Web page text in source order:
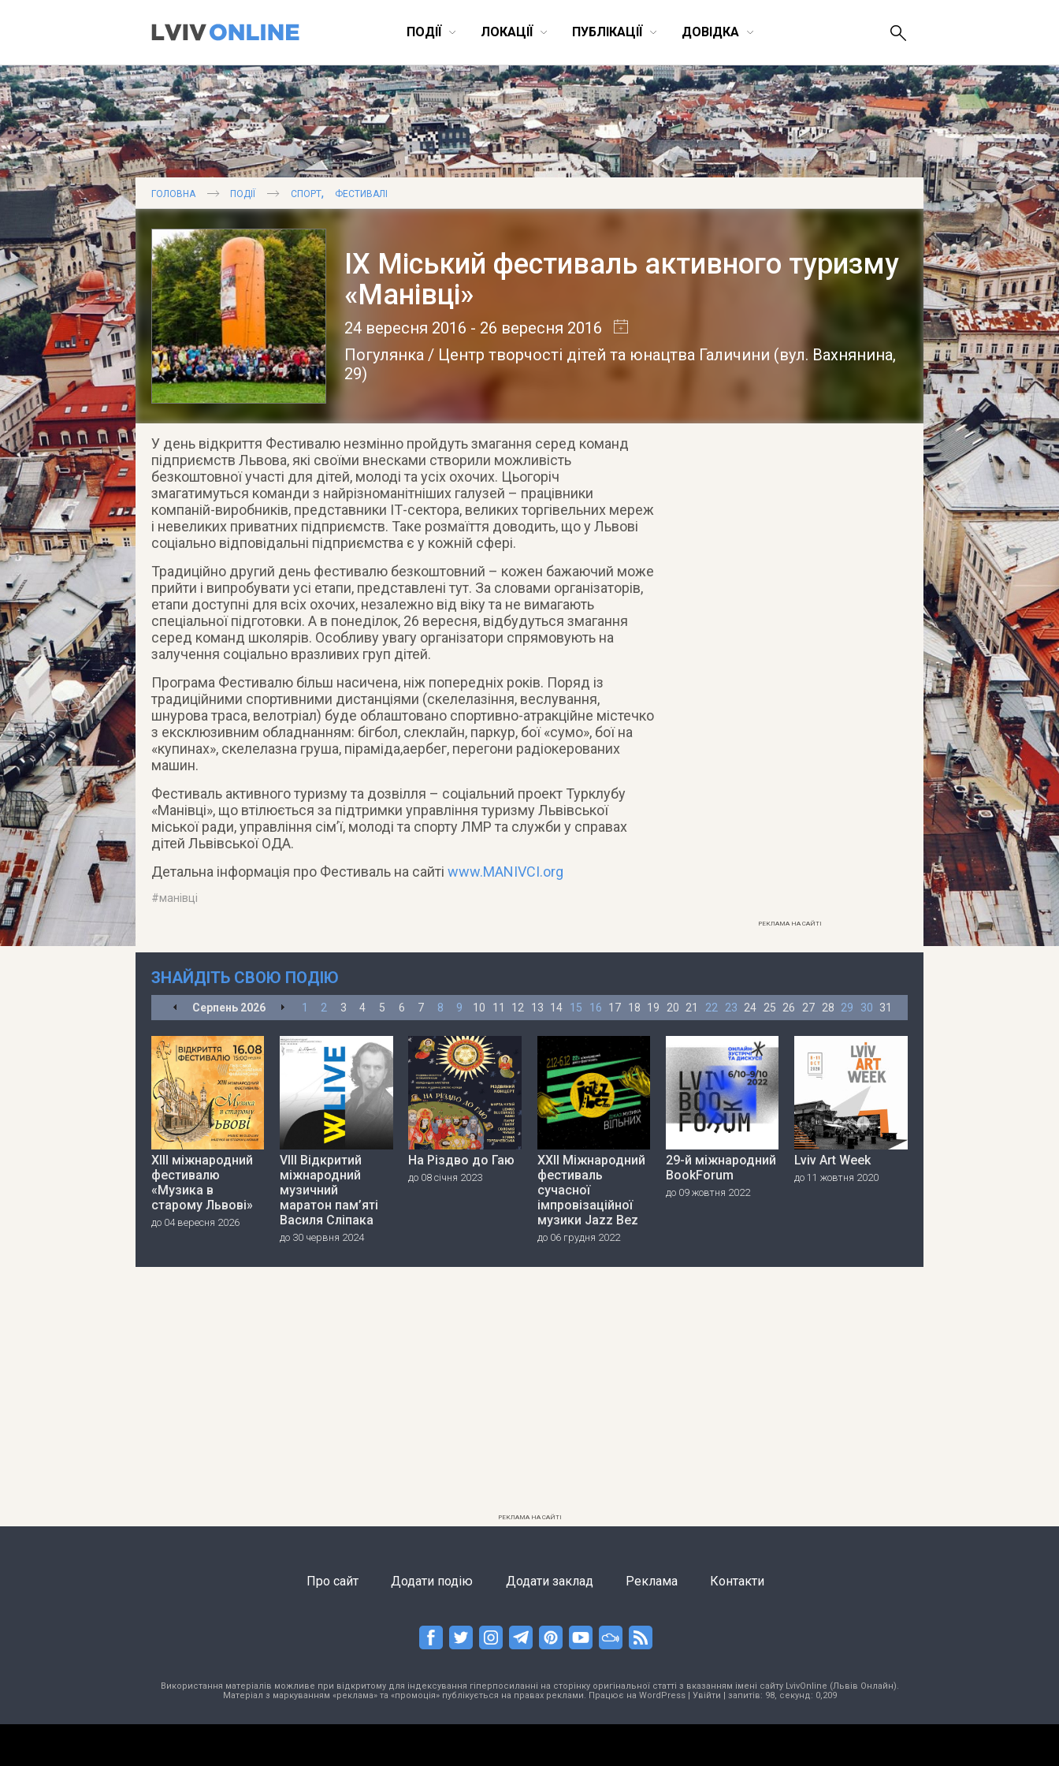
ПОДІЇ ЛОКАЦІЇ ПУБЛІКАЦІЇ ДОВІДКА
ГОЛОВНА ПОДІЇ СПОРТ, ФЕСТИВАЛІ
ІХ Міський фестиваль активного туризму
«Манівці»
24 вересня 2016 - 26 вересня 2016
Погулянка / Центр творчості дітей та юнацтва Галичини (вул. Вахнянина,
29)
У день відкриття Фестивалю незмінно пройдуть змагання серед команд
підприємств Львова, які своїми внесками створили можливість
безкоштовної участі для дітей, молоді та усіх охочих. Цьогоріч
змагатимуться команди з найрізноманітніших галузей – працівники
компаній-виробників, представники ІТ-сектора, великих торгівельних мереж
і невеликих приватних підприємств. Таке розмаїття доводить, що у Львові
соціально відповідальні підприємства є у кожній сфері.
Традиційно другий день фестивалю безкоштовний – кожен бажаючий може
прийти і випробувати усі етапи, представлені тут. За словами організаторів,
етапи доступні для всіх охочих, незалежно від віку та не вимагають
спеціальної підготовки. А в понеділок, 26 вересня, відбудуться змагання
серед команд школярів. Особливу увагу організатори спрямовують на
залучення соціально вразливих груп дітей.
Програма Фестивалю більш насичена, ніж попередніх років. Поряд із
традиційними спортивними дистанціями (скелелазіння, веслування,
шнурова траса, велотріал) буде облаштовано спортивно-атракційне містечко
з ексклюзивним обладнанням: бігбол, слеклайн, паркур, бої «сумо», бої на
«купинах», скелелазна груша, піраміда,аербег, перегони радіокерованих
машин.
Фестиваль активного туризму та дозвілля – соціальний проект Турклубу
«Манівці», що втілюється за підтримки управління туризму Львівської
міської ради, управління сім’ї, молоді та спорту ЛМР та служби у справах
дітей Львівської ОДА.
Детальна інформація про Фестиваль на сайті www.MANIVCI.org
#манівці
РЕКЛАМА НА САЙТІ
ЗНАЙДІТЬ СВОЮ ПОДІЮ
Серпень 2026 1 2 3 4 5 6 7 8 9 10 11 12 13 14 15 16 17 18 19 20 21 22 23 24 25 26 27 28 29 30 31
ХІІІ міжнародний
фестивалю
«Музика в
старому Львові»
до 04 вересня 2026
VIII Відкритий
міжнародний
музичний
маратон пам’яті
Василя Сліпака
до 30 червня 2024
На Різдво до Гаю
до 08 січня 2023
ХХІІ Міжнародний
фестиваль
сучасної
імпровізаційної
музики Jazz Bez
до 06 грудня 2022
29-й міжнародний
BookForum
до 09 жовтня 2022
Lviv Art Week
до 11 жовтня 2020
РЕКЛАМА НА САЙТІ
Про сайт Додати подію Додати заклад Реклама Контакти
Використання матеріалів можливе при відкритому для індексування гіперпосиланні на сторінку оригінальної статті з вказанням імені сайту LvivOnline (Львів Онлайн).
Матеріал з маркуванням «реклама» та «промоція» публікується на правах реклами. Працює на WordPress| Увійти | запитів: 98, секунд: 0,209